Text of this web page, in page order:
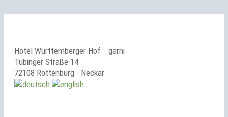
Hotel Württemberger Hof
garni
Tübinger Straße 14
72108 Rottenburg - Neckar